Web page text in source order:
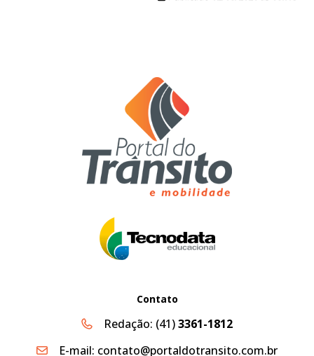
Contato
Redação: (41)3361-1812
E-mail: contato@portaldotransito.com.br